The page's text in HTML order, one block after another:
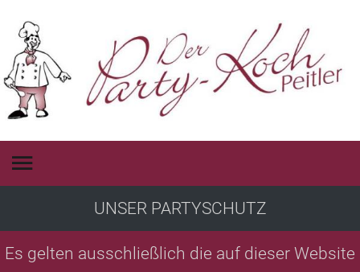
UNSER PARTYSCHUTZ
Es gelten ausschließlich die auf dieser Website